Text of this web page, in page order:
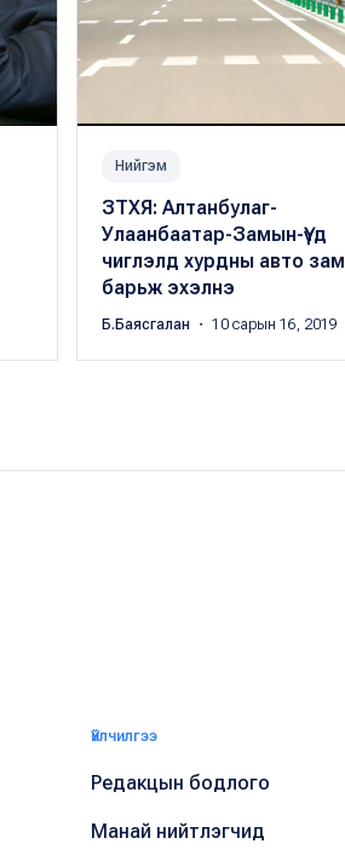
Нийгэм
ЗТХЯ: Алтанбулаг-
Улаанбаатар-Замын-Үүд
чиглэлд хурдны авто зам
барьж эхэлнэ
Б.Баясгалан ・ 10 сарын 16, 2019
Үйлчилгээ
Редакцын бодлого
Манай нийтлэгчид